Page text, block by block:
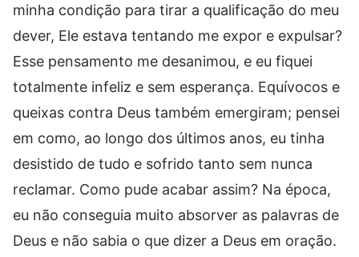
minha condição para tirar a qualificação do meu
dever, Ele estava tentando me expor e expulsar?
Esse pensamento me desanimou, e eu fiquei
totalmente infeliz e sem esperança. Equívocos e
queixas contra Deus também emergiram; pensei
em como, ao longo dos últimos anos, eu tinha
desistido de tudo e sofrido tanto sem nunca
reclamar. Como pude acabar assim? Na época,
eu não conseguia muito absorver as palavras de
Deus e não sabia o que dizer a Deus em oração.